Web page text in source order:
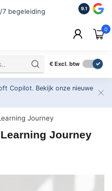
7 begeleiding
ISO
2.500+
9.1
0
€ Excl. btw
Copilot. Bekijk onze nieuwe
Journey
Journey